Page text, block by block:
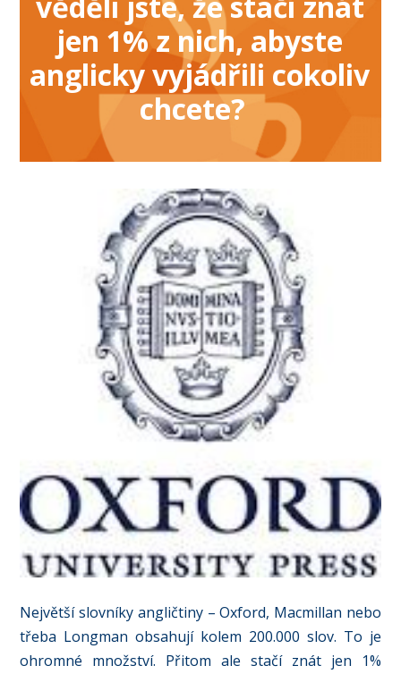
jen 1% z nich, abyste
anglicky vyjádřili cokoliv
chcete?
Největší slovníky angličtiny – Oxford, Macmillan nebo
třeba Longman obsahují kolem 200.000 slov. To je
ohromné množství. Přitom ale stačí znát jen 1%